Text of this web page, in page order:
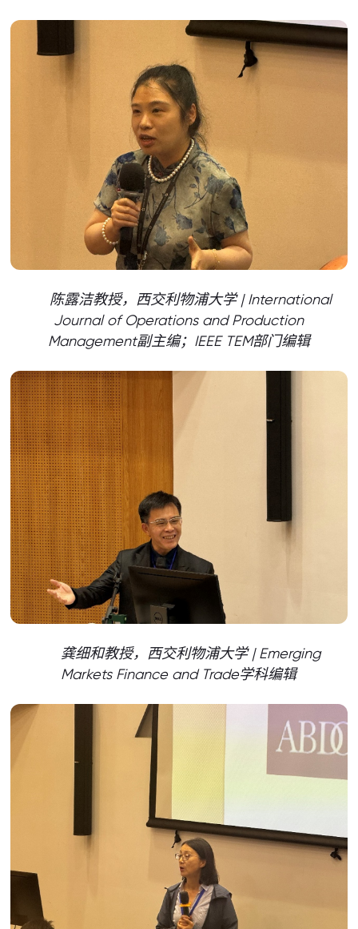
陈露洁教授，西交利物浦大学 | International
Journal of Operations and Production
Management副主编；IEEE TEM部门编辑
龚细和教授，西交利物浦大学 | Emerging
Markets Finance and Trade学科编辑